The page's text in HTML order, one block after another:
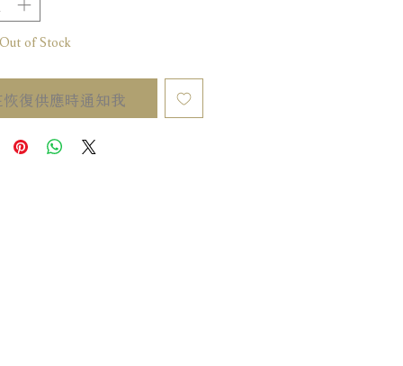
of Stock
復供應時通知我